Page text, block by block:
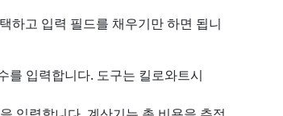
하고 입력 필드를 채우기만 하면 됩니
를 입력합니다. 도구는 킬로와트시